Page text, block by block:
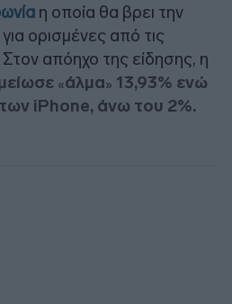
η οποία θα βρει την
ορισμένες από τις
απόηχο της είδησης, η
«άλμα» 13,93% ενώ
iPhone, άνω του 2%.